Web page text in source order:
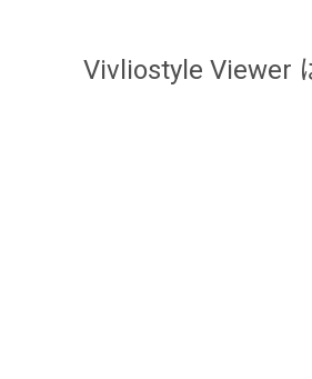
Vivliostyle Viewer